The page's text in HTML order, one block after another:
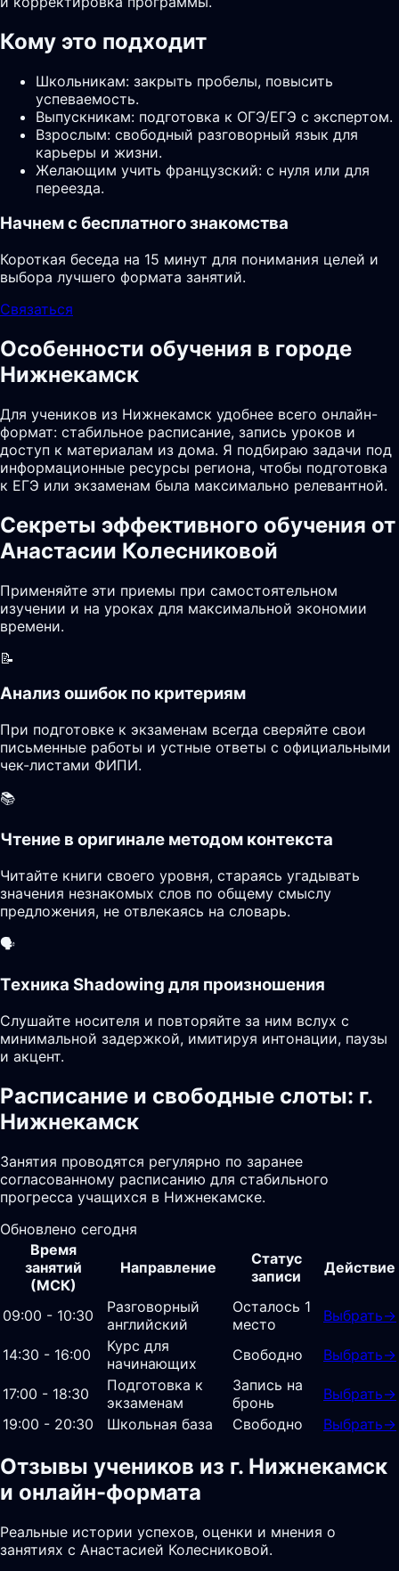
Кому это подходит
Школьникам: закрыть пробелы, повысить
успеваемость.
Выпускникам: подготовка к ОГЭ/ЕГЭ с экспертом.
Взрослым: свободный разговорный язык для
карьеры и жизни.
Желающим учить французский: с нуля или для
переезда.
Начнем с бесплатного знакомства
Короткая беседа на 15 минут для понимания целей и
выбора лучшего формата занятий.
Связаться
Особенности обучения в городе
Нижнекамск
Для учеников из Нижнекамск удобнее всего онлайн-
формат: стабильное расписание, запись уроков и
доступ к материалам из дома. Я подбираю задачи под
информационные ресурсы региона, чтобы подготовка
к ЕГЭ или экзаменам была максимально релевантной.
Секреты эффективного обучения от
Анастасии Колесниковой
Применяйте эти приемы при самостоятельном
изучении и на уроках для максимальной экономии
времени.
📝
Анализ ошибок по критериям
При подготовке к экзаменам всегда сверяйте свои
письменные работы и устные ответы с официальными
чек-листами ФИПИ.
📚
Чтение в оригинале методом контекста
Читайте книги своего уровня, стараясь угадывать
значения незнакомых слов по общему смыслу
предложения, не отвлекаясь на словарь.
🗣️
Техника Shadowing для произношения
Слушайте носителя и повторяйте за ним вслух с
минимальной задержкой, имитируя интонации, паузы
и акцент.
Расписание и свободные слоты: г.
Нижнекамск
Занятия проводятся регулярно по заранее
согласованному расписанию для стабильного
прогресса учащихся в Нижнекамске.
Обновлено сегодня
Время
занятий
(МСК)
Направление
Статус
записи
Действие
09:00 - 10:30
Разговорный
английский
Осталось 1
место
Выбрать→
14:30 - 16:00
Курс для
начинающих
Свободно Выбрать→
17:00 - 18:30
Подготовка к
экзаменам
Запись на
бронь
Выбрать→
19:00 - 20:30
Школьная база Свободно Выбрать→
Отзывы учеников из г. Нижнекамск
и онлайн-формата
Реальные истории успехов, оценки и мнения о
занятиях с Анастасией Колесниковой.